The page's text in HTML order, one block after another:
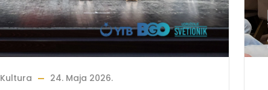
Kultura 24. Maja 2026.